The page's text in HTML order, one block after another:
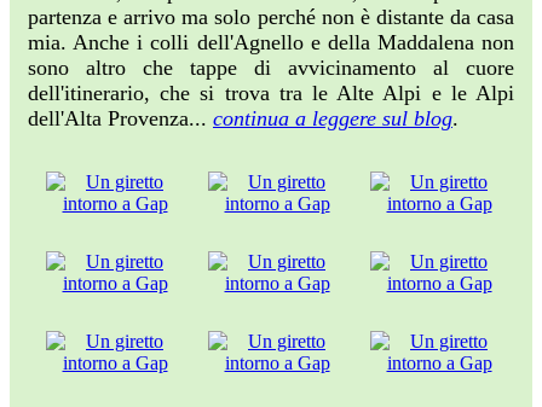
partenza e arrivo ma solo perché non è distante da casa
mia. Anche i colli dell'Agnello e della Maddalena non
sono altro che tappe di avvicinamento al cuore
dell'itinerario, che si trova tra le Alte Alpi e le Alpi
dell'Alta Provenza... continua a leggere sul blog.